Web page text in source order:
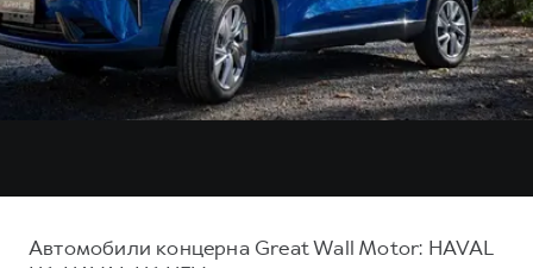
DARGO X
от 3 499 000 ₽
Тест-драйв
Трейд-ин
Кредитный калькулятор
СЕРВИСНОЕ ОБСЛУЖИВАНИЕ
Нулевое ТО
Программа «Помощь на дороге»
Электронный ПТС
ПОДДЕРЖКА
О дилере
Контакты
Наша команда
Автомобили концерна Great Wall Motor: HAVAL